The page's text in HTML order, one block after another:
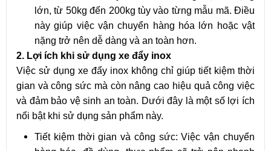
lớn, từ 50kg đến 200kg tùy vào từng mẫu mã. Điều
này giúp việc vận chuyển hàng hóa lớn hoặc vật
nặng trở nên dễ dàng và an toàn hơn.
2. Lợi ích khi sử dụng xe đẩy inox
Việc sử dụng xe đẩy inox không chỉ giúp tiết kiệm thời
gian và công sức mà còn nâng cao hiệu quả công việc
và đảm bảo vệ sinh an toàn. Dưới đây là một số lợi ích
nổi bật khi sử dụng sản phẩm này.
Tiết kiệm thời gian và công sức: Việc vận chuyển